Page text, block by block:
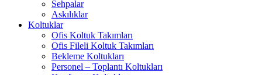
Sehpalar
Askılıklar
Koltuklar
Ofis Koltuk Takımları
Ofis Fileli Koltuk Takımları
Bekleme Koltukları
Personel – Toplantı Koltukları